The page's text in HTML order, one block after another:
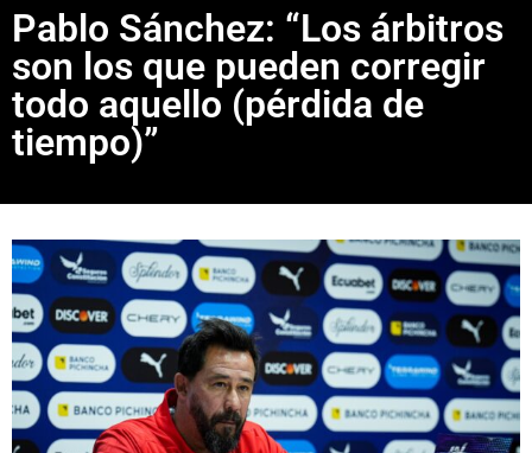
Pablo Sánchez: “Los árbitros
son los que pueden corregir
todo aquello (pérdida de
tiempo)”